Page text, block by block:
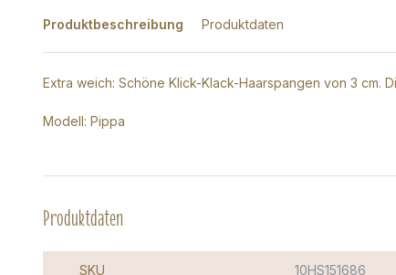
Produktbeschreibung Produktdaten
Extra weich: Schöne Klick-Klack-Haarspangen von 3 cm.
Modell: Pippa
Produktdaten
SKU 10HS151686